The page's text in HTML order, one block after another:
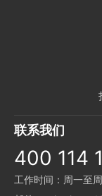
联系我们
400 114
工作时间：周一至